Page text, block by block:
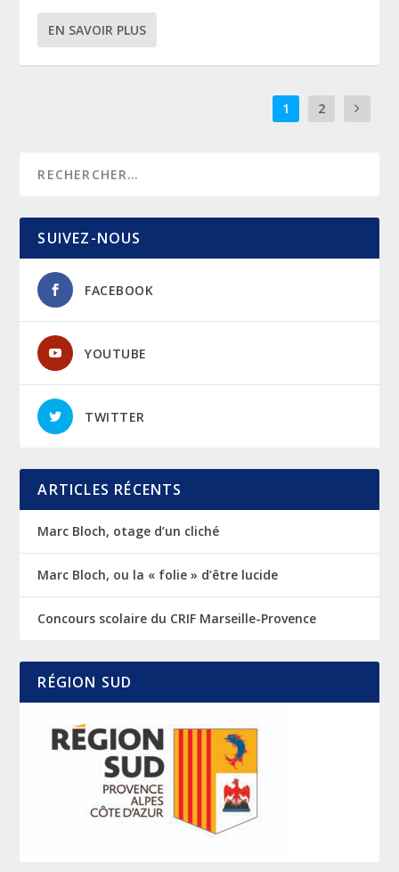
EN SAVOIR PLUS
1 2
SUIVEZ-NOUS
FACEBOOK
YOUTUBE
TWITTER
ARTICLES RÉCENTS
Marc Bloch, otage d’un cliché
Marc Bloch, ou la « folie » d’être lucide
Concours scolaire du CRIF Marseille-Provence
RÉGION SUD